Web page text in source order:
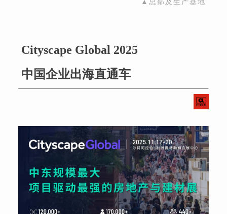
▲总部及生产基地
Cityscape Global 2025
中国企业出海直通车